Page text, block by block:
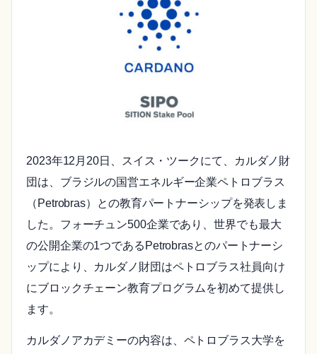
2023年12月20日、スイス・ツークにて、カルダノ財
団は、ブラジルの国営エネルギー企業ペトロブラス
（Petrobras）との教育パートナーシップを発表しま
した。フォーチュン500企業であり、世界でも最大
の公開企業の1つであるPetrobrasとのパートナーシ
ップにより、カルダノ財団はペトロブラス社員向け
にブロックチェーン教育プログラムを初めて提供し
ます。
カルダノアカデミーの内容は、ペトロブラス大学を